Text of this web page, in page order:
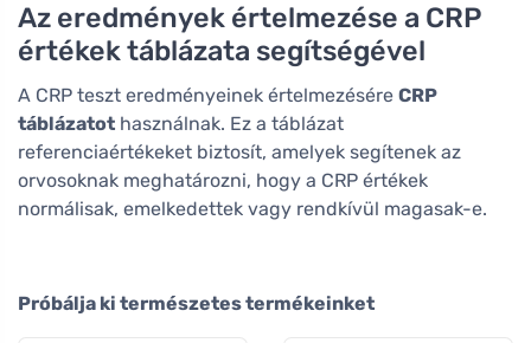
Az eredmények értelmezése a CRP
értékek táblázata segítségével
A CRP teszt eredményeinek értelmezésére CRP
táblázatot használnak. Ez a táblázat
referenciaértékeket biztosít, amelyek segítenek az
orvosoknak meghatározni, hogy a CRP értékek
normálisak, emelkedettek vagy rendkívül magasak-e.
Próbálja ki természetes termékeinket